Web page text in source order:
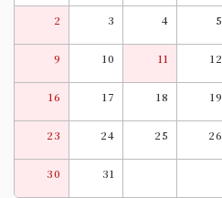
2 3 4 5
9 10 11 12
16 17 18 19
23 24 25 26
30 31